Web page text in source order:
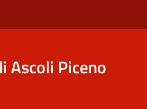
Ascoli Piceno